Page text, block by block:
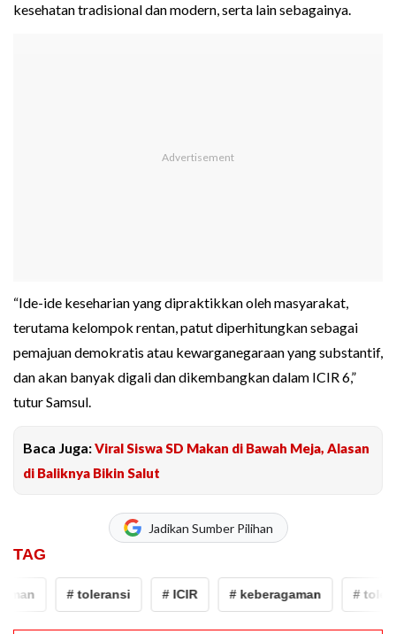
kesehatan tradisional dan modern, serta lain sebagainya.
“Ide-ide keseharian yang dipraktikkan oleh masyarakat,
terutama kelompok rentan, patut diperhitungkan sebagai
pemajuan demokratis atau kewarganegaraan yang substantif,
dan akan banyak digali dan dikembangkan dalam ICIR 6,”
tutur Samsul.
Baca Juga:Viral Siswa SD Makan di Bawah Meja, Alasan
di Baliknya Bikin Salut
Jadikan Sumber Pilihan
TAG
# toleransi # ICIR # keberagaman #